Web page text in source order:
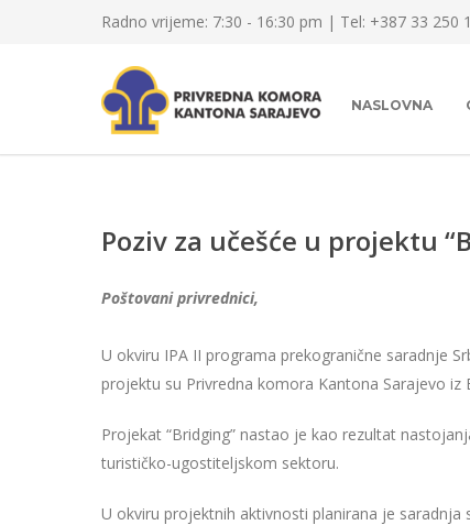
Radno vrijeme: 7:30 - 16:30 pm | Tel: +387 33 250
NASLOVNA
Poziv za učešće u projektu
Poštovani privrednici,
U okviru IPA II programa prekogranične saradnje
projektu su Privredna komora Kantona Sarajevo iz
Projekat “Bridging” nastao je kao rezultat
turističko-ugostiteljskom sektoru.
U okviru projektnih aktivnosti planirana je